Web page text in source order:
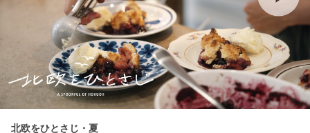
北欧をひとさじ・夏